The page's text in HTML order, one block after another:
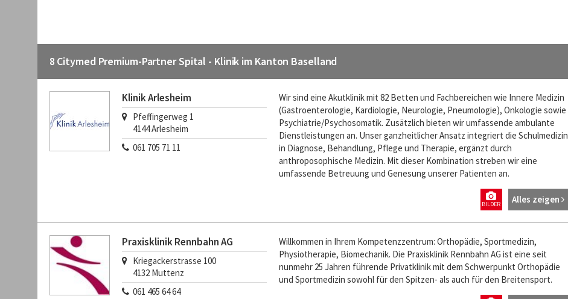
8 Citymed Premium-Partner Spital - Klinik im Kanton Baselland
Klinik Arlesheim
Pfeffingerweg 1
4144Arlesheim
061 705 71 11
Wir sind eine Akutklinik mit 82 Betten und Fachbereichen wie Innere Medizin
(Gastroenterologie, Kardiologie, Neurologie, Pneumologie), Onkologie sowie
Psychiatrie/Psychosomatik. Zusätzlich bieten wir umfassende ambulante
Dienstleistungen an. Unser ganzheitlicher Ansatz integriert die Schulmedizin
in Diagnose, Behandlung, Pflege und Therapie, ergänzt durch
anthroposophische Medizin. Mit dieser Kombination streben wir eine
umfassende Betreuung und Genesung unserer Patienten an.
Alles zeigen
BILDER
Praxisklinik Rennbahn AG
Kriegackerstrasse 100
4132 Muttenz
061 465 64 64
Willkommen in Ihrem Kompetenzzentrum: Orthopädie, Sportmedizin,
Physiotherapie, Biomechanik. Die Praxisklinik Rennbahn AG ist eine seit
nunmehr 25 Jahren führende Privatklinik mit dem Schwerpunkt Orthopädie
und Sportmedizin sowohl für den Spitzen- als auch für den Breitensport.